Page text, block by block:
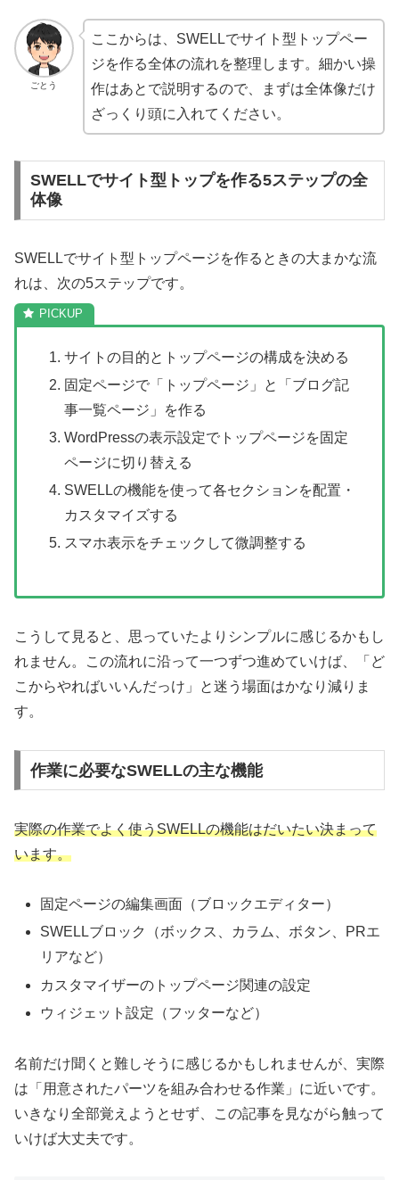
ごとう
ここからは、SWELLでサイト型トップペー
ジを作る全体の流れを整理します。細かい操
作はあとで説明するので、まずは全体像だけ
ざっくり頭に入れてください。
SWELLでサイト型トップを作る5ステップの全
体像
SWELLでサイト型トップページを作るときの大まかな流
れは、次の5ステップです。
サイトの目的とトップページの構成を決める
固定ページで「トップページ」と「ブログ記
事一覧ページ」を作る
WordPressの表示設定でトップページを固定
ページに切り替える
SWELLの機能を使って各セクションを配置・
カスタマイズする
スマホ表示をチェックして微調整する
こうして見ると、思っていたよりシンプルに感じるかもし
れません。この流れに沿って一つずつ進めていけば、「ど
こからやればいいんだっけ」と迷う場面はかなり減りま
す。
作業に必要なSWELLの主な機能
実際の作業でよく使うSWELLの機能はだいたい決まって
います。
固定ページの編集画面（ブロックエディター）
SWELLブロック（ボックス、カラム、ボタン、PRエ
リアなど）
カスタマイザーのトップページ関連の設定
ウィジェット設定（フッターなど）
名前だけ聞くと難しそうに感じるかもしれませんが、実際
は「用意されたパーツを組み合わせる作業」に近いです。
いきなり全部覚えようとせず、この記事を見ながら触って
いけば大丈夫です。